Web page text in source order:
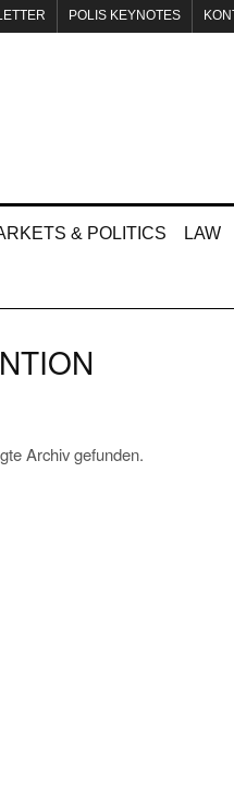
POLIS KEYNOTES
& POLITICS LAW
Archiv gefunden.